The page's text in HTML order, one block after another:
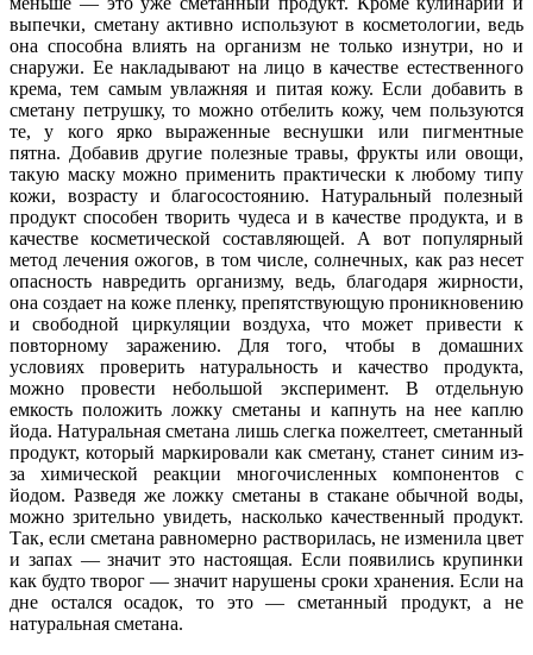
выпечки, сметану активно используют в косметологии, ведь
она способна влиять на организм не только изнутри, но и
снаружи. Ее накладывают на лицо в качестве естественного
крема, тем самым увлажняя и питая кожу. Если добавить в
сметану петрушку, то можно отбелить кожу, чем пользуются
те, у кого ярко выраженные веснушки или пигментные
пятна. Добавив другие полезные травы, фрукты или овощи,
такую маску можно применить практически к любому типу
кожи, возрасту и благосостоянию. Натуральный полезный
продукт способен творить чудеса и в качестве продукта, и в
качестве косметической составляющей. А вот популярный
метод лечения ожогов, в том числе, солнечных, как раз несет
опасность навредить организму, ведь, благодаря жирности,
она создает на коже пленку, препятствующую проникновению
и свободной циркуляции воздуха, что может привести к
повторному заражению. Для того, чтобы в домашних
условиях проверить натуральность и качество продукта,
можно провести небольшой эксперимент. В отдельную
емкость положить ложку сметаны и капнуть на нее каплю
йода. Натуральная сметана лишь слегка пожелтеет, сметанный
продукт, который маркировали как сметану, станет синим из-
за химической реакции многочисленных компонентов с
йодом. Разведя же ложку сметаны в стакане обычной воды,
можно зрительно увидеть, насколько качественный продукт.
Так, если сметана равномерно растворилась, не изменила цвет
и запах — значит это настоящая. Если появились крупинки
как будто творог — значит нарушены сроки хранения. Если на
дне остался осадок, то это — сметанный продукт, а не
натуральная сметана.